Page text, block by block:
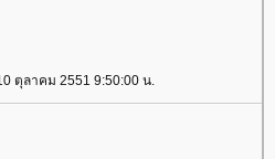
ตุลาคม 2551 9:50:00 น.